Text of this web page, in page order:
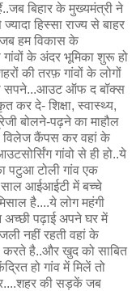
बिहार के मुख्यमंत्री ने
हिस्सा राज्य से बाहर
जब हम विकास के
के अंदर भूमिका शुरू हो
की तरफ़ गांवों के लोगों
सपने...आउट ऑफ द बॉक्स
कर दे- शिक्षा, स्वास्थ्य,
बोलने-पढ़ने का माहौल
विलेज कैंपस कर वहां के
गांवो से ही हो..ये
पटुआ टोली गांव एक
साल आईआईटी में बच्चे
है....ये लोग महंगी
पढ़ाई अपने घर में
नहीं रहती वहां के
है..और खुद को साबित
हो गांव में मिलें तो
की सड़कें जब